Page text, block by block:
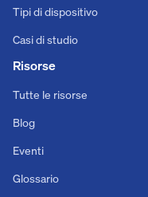
Tipi di dispositivo
Casi di studio
Risorse
Tutte le risorse
Blog
Eventi
Glossario